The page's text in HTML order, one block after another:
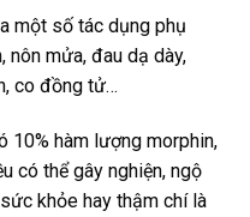
một số tác dụng phụ
nôn mửa, đau dạ dày,
co đồng tử…
10% hàm lượng morphin,
có thể gây nghiện, ngộ
khỏe hay thậm chí là